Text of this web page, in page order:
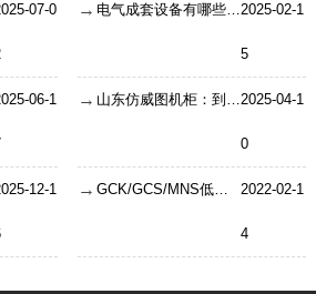
07-0 电气成套设备有哪些应用场景2025-02-1
5
06-1 山东仿威图机柜：到底有什么优势2025-04-1
0
12-1 GCK/GCS/MNS低压抽屉柜铜排用量怎么计算？ 2022-02-1
4